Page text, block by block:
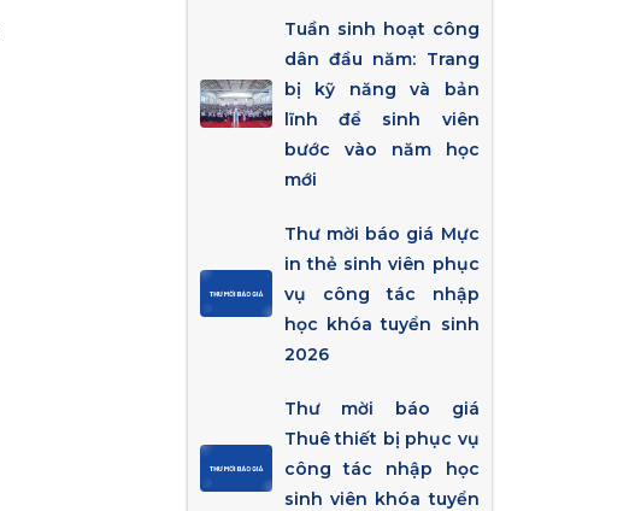
Tuần sinh hoạt công
dân đầu năm: Trang
bị kỹ năng và bản
lĩnh để sinh viên
bước vào năm học
mới
Thư mời báo giá Mực
in thẻ sinh viên phục
vụ công tác nhập
học khóa tuyển sinh
2026
Thư mời báo giá
Thuê thiết bị phục vụ
công tác nhập học
sinh viên khóa tuyển